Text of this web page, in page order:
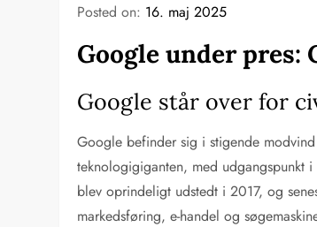
Posted on: 16. maj 2025
Google under pres:
Google står over for
Google befinder sig i stigende
teknologigiganten, med udgangspunkt
blev oprindeligt udstedt i 2017, og
markedsføring, e-handel og